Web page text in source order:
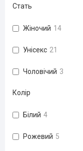
Стать
Жіночий 14
Унісекс 21
Чоловічий 3
Колір
Білий 4
Рожевий 5